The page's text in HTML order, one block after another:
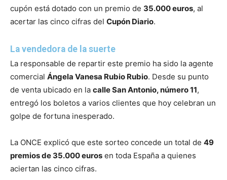
cupón está dotado con un premio de 35.000 euros, al
acertar las cinco cifras del Cupón Diario.
La vendedora de la suerte
La responsable de repartir este premio ha sido la agente
comercial Ángela Vanesa Rubio Rubio. Desde su punto
de venta ubicado en la calle San Antonio, número 11,
entregó los boletos a varios clientes que hoy celebran un
golpe de fortuna inesperado.
La ONCE explicó que este sorteo concede un total de 49
premios de 35.000 euros en toda España a quienes
aciertan las cinco cifras.